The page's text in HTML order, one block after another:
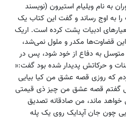
هیأت 5نفره داوران به نام ویلیام استیرون (نویسند
1925) وقاحت را به اوج رساند و گفت این کتاب یک
ادبیات پشت کرده است. اریک
قضاوت‌ها مکدر و ملول نمی‌شد،
متوسل به دفاع از خود شود، پس در
و حرکاتش پدیدار شده بود گفت:«
که روزی قصه عشق من کیا بیایی
گفتم قصه عشق من چیز ذی قیمتی
خواهد ماند، من صادقانه تصدیق
چون جان آپدایک روی یک پله